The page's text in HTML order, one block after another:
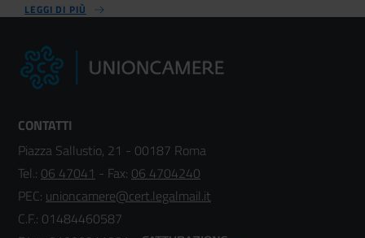
LEGGI DI PIÙ
CONTATTI
Piazza Sallustio, 21 - 00187 Roma
Tel.: 06 47041 - Fax: 06 4704240
PEC: unioncamere@cert.legalmail.it
C.F.: 01484460587